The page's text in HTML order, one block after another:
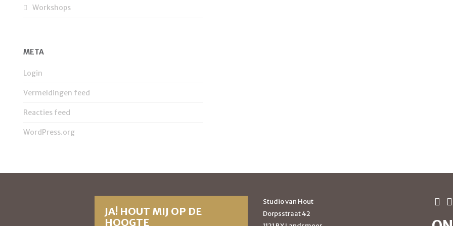
Workshops
META
Login
Vermeldingen feed
Reacties feed
WordPress.org
JA! HOUT MIJ OP DE
HOOGTE
Studio van Hout
Dorpsstraat 42